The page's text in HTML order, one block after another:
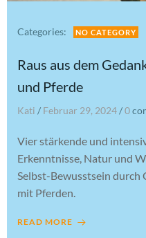
Categories: NO CATEGORY
Raus aus dem
und Pferde
Kati / Februar 29, 2024/0
Vier stärkende und
Erkenntnisse, Natur und
Selbst-Bewusstsein durch
mit Pferden.
READ MORE